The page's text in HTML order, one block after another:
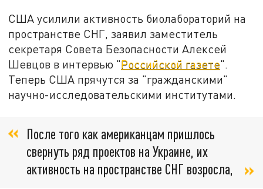
США усилили активность биолабораторий на
пространстве СНГ, заявил заместитель
секретаря Совета Безопасности Алексей
Шевцов в интервью "Российской газете".
Теперь США прячутся за "гражданскими"
научно-исследовательскими институтами.
После того как американцам пришлось
свернуть ряд проектов на Украине, их
активность на пространстве СНГ возросла,